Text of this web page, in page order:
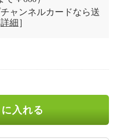
ャンネルカードなら送
詳細 ］
入れる